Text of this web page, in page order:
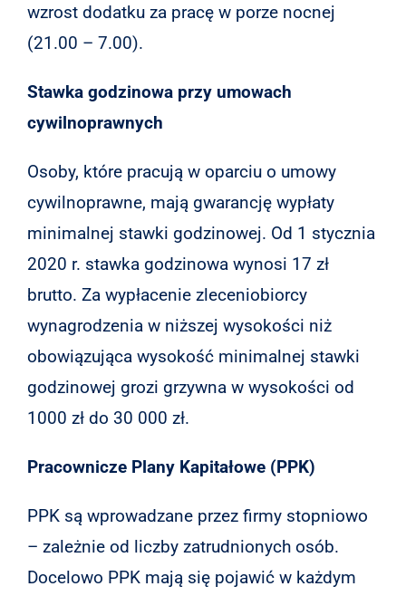
wzrost dodatku za pracę w porze nocnej
(21.00 – 7.00).
Stawka godzinowa przy umowach
cywilnoprawnych
Osoby, które pracują w oparciu o umowy
cywilnoprawne, mają gwarancję wypłaty
minimalnej stawki godzinowej. Od 1 stycznia
2020 r. stawka godzinowa wynosi 17 zł
brutto. Za wypłacenie zleceniobiorcy
wynagrodzenia w niższej wysokości niż
obowiązująca wysokość minimalnej stawki
godzinowej grozi grzywna w wysokości od
1000 zł do 30 000 zł.
Pracownicze Plany Kapitałowe (PPK)
PPK są wprowadzane przez firmy stopniowo
– zależnie od liczby zatrudnionych osób.
Docelowo PPK mają się pojawić w każdym